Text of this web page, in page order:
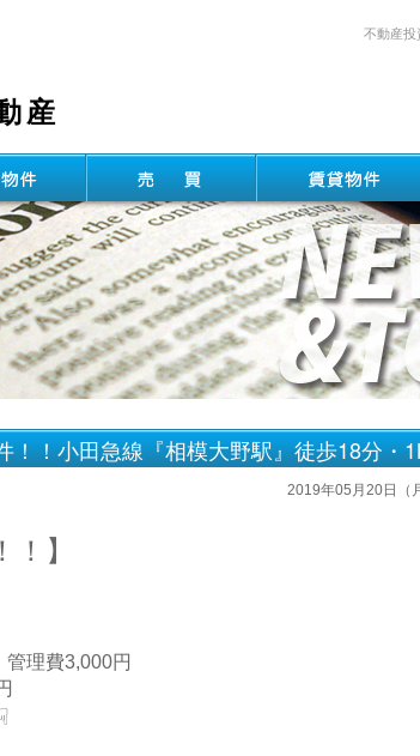
産
不動産投
！小田急線『相模大野駅』徒歩18分・
2019年05月20日（
】
理費3,000円